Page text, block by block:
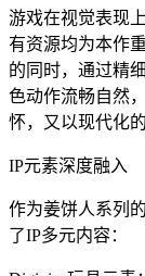
游戏在视觉表现
有资源均为本作
的同时，通过精
色动作流畅自然
怀，又以现代化
IP元素深度融入
作为姜饼人系列
了IP多元内容：